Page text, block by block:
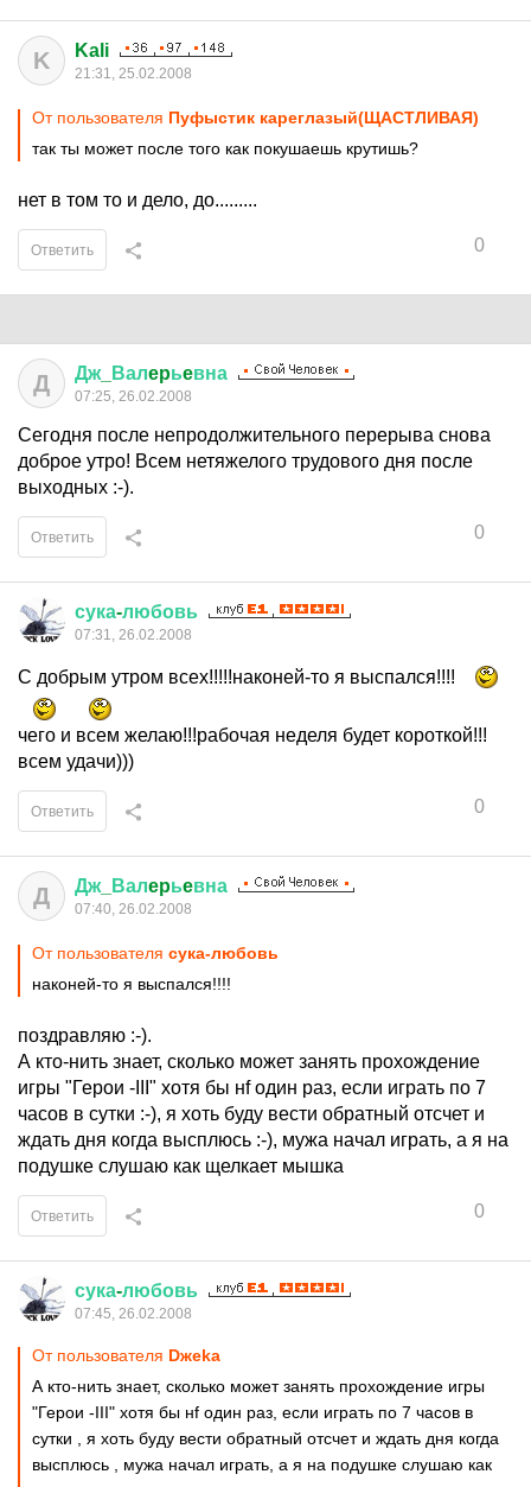
K Kali
21:31, 25.02.2008
От пользователя Пуфыстик кареглазый(ЩАСТЛИВАЯ)
так ты может после того как покушаешь крутишь?
нет в том то и дело, до.........
0
Ответить
Д Дж_ Валepьeвна
07:25, 26.02.2008
Сегодня после непродолжительного перерыва снова
доброе утро! Всем нетяжелого трудового дня после
выходных :-).
0
Ответить
сука-любовь
07:31, 26.02.2008
С добрым утром всех!!!!!наконей-то я выспался!!!!
чего и всем желаю!!!рабочая неделя будет короткой!!!
всем удачи)))
0
Ответить
Д Дж_ Валepьeвна
07:40, 26.02.2008
От пользователя сука-любовь
наконей-то я выспался!!!!
поздравляю :-).
А кто-нить знает, сколько может занять прохождение
игры "Герои -III" хотя бы нf один раз, если играть по 7
часов в сутки :-), я хоть буду вести обратный отсчет и
ждать дня когда высплюсь :-), мужа начал играть, а я на
подушке слушаю как щелкает мышка
0
Ответить
сука-любовь
07:45, 26.02.2008
От пользователя Dжеkа
А кто-нить знает, сколько может занять прохождение игры
"Герои -III" хотя бы нf один раз, если играть по 7 часов в
сутки , я хоть буду вести обратный отсчет и ждать дня когда
высплюсь , мужа начал играть, а я на подушке слушаю как